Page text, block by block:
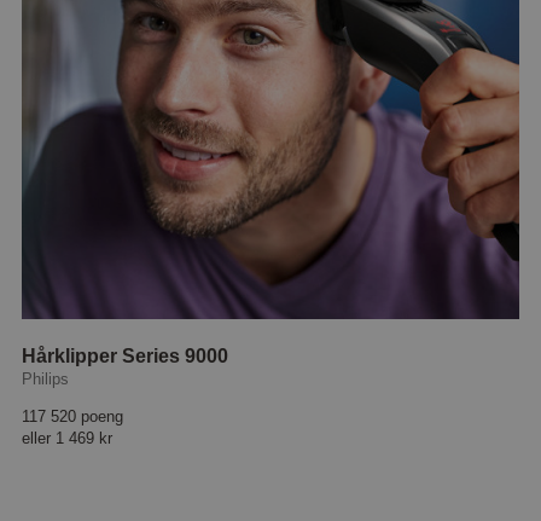
Hårklipper Series 9000
Philips
117 520 poeng
eller 1 469 kr